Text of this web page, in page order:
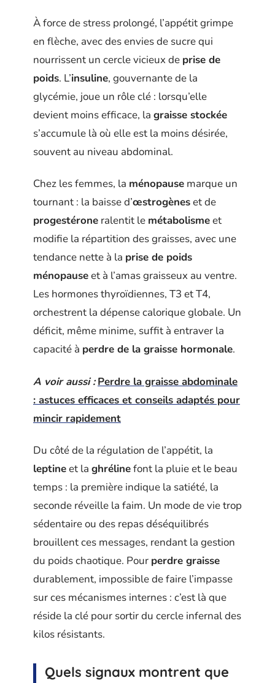
À force de stress prolongé, l’appétit grimpe
en flèche, avec des envies de sucre qui
nourrissent un cercle vicieux de prise de
poids. L’insuline, gouvernante de la
glycémie, joue un rôle clé : lorsqu’elle
devient moins efficace, la graisse stockée
s’accumule là où elle est la moins désirée,
souvent au niveau abdominal.
Chez les femmes, la ménopause marque un
tournant : la baisse d’œstrogèneset de
progestérone ralentit le métabolismeet
modifie la répartition des graisses, avec une
tendance nette à la prise de poids
ménopauseet à l’amas graisseux au ventre.
Les hormones thyroïdiennes, T3 et T4,
orchestrent la dépense calorique globale. Un
déficit, même minime, suffit à entraver la
capacité à perdre de la graisse hormonale.
A voir aussi : Perdre la graisse abdominale
: astuces efficaces et conseils adaptés pour
mincir rapidement
Du côté de la régulation de l’appétit, la
leptineet la ghrélinefont la pluie et le beau
temps : la première indique la satiété, la
seconde réveille la faim. Un mode de vie trop
sédentaire ou des repas déséquilibrés
brouillent ces messages, rendant la gestion
du poids chaotique. Pour perdre graisse
durablement, impossible de faire l’impasse
sur ces mécanismes internes : c’est là que
réside la clé pour sortir du cercle infernal des
kilos résistants.
Quels signaux montrent que